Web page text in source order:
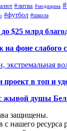
#литва #медицина
#футбол #школа
$25 млрд
на фоне слабого
экстремальная
в топ и
жывой душы
защищены.
нашего ресурса